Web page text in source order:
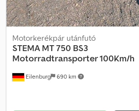
Eilenburg 690 km
Motorkerékpár utánfutó
STEMA MT 750 BS3
Motorradtransporter 100Km/h